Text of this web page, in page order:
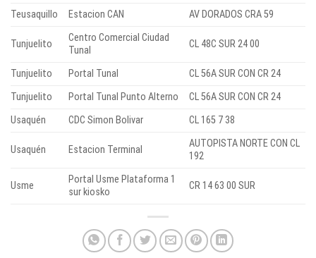
Teusaquillo
Estacion CAN AV DORADOS CRA 59
Tunjuelito
Centro Comercial Ciudad
Tunal
CL 48C SUR 24 00
Tunjuelito Portal Tunal
CL 56A SUR CON CR 24
Tunjuelito
Portal Tunal Punto Alterno
CL 56A SUR CON CR 24
Usaquén
CDC Simon Bolivar CL 165 7 38
Usaquén Estacion Terminal
AUTOPISTA NORTE CON CL
192
Usme
Portal Usme Plataforma 1
sur kiosko
CR 14 63 00 SUR